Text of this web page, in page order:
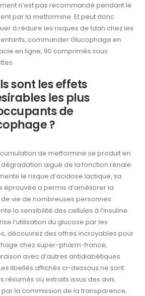
n’est pas recommandé pendant le
par la metformine. Et peut donc
à réduire les risques de tdah chez les
commander Glucophage en
en ligne, 90 comprimés sous
sont les effets
les plus
de
?
de metformine se produit en
aiguë de la fonction rénale
le risque d’acidose lactique, sa
éprouvée a permis d’améliorer la
vie de nombreuses personnes.
la sensibilité des cellules à l’insuline
l’utilisation du glucose par les
découvrez des offres incroyables pour
chez super-pharm-france,
avec d’autres antidiabétiques
libellés affichés ci-dessous ne sont
résumés ou extraits issus des avis
la commission de la transparence,